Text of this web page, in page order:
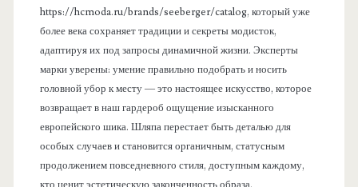
https://hcmoda.ru/brands/seeberger/catalog, который уже
более века сохраняет традиции и секреты модисток,
адаптируя их под запросы динамичной жизни. Эксперты
марки уверены: умение правильно подобрать и носить
головной убор к месту — это настоящее искусство, которое
возвращает в наш гардероб ощущение изысканного
европейского шика. Шляпа перестает быть деталью для
особых случаев и становится органичным, статусным
продолжением повседневного стиля, доступным каждому,
кто ценит эстетическую законченность образа.